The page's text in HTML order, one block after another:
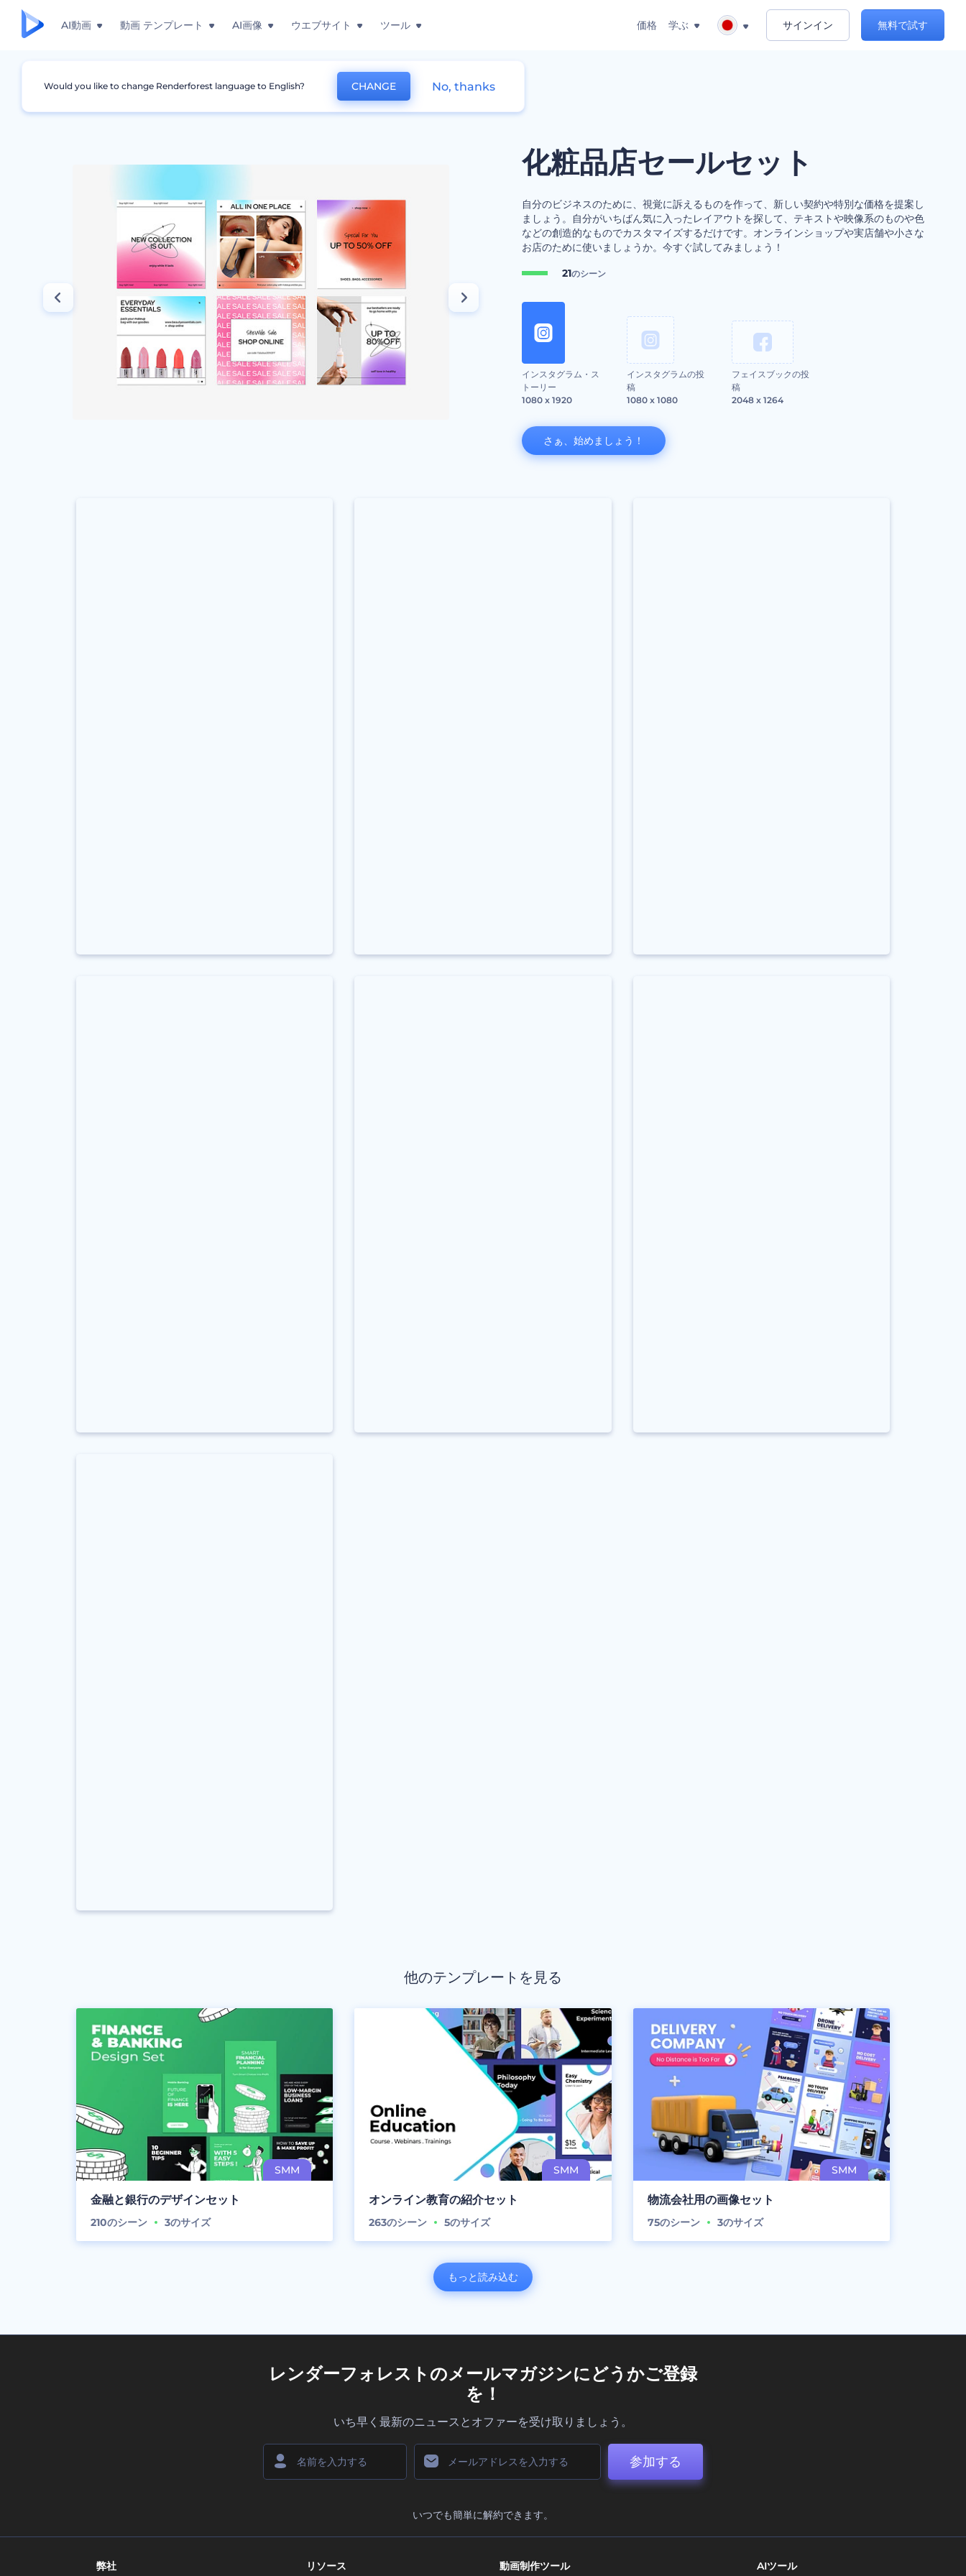
AI動画 動画 テンプレート AI画像 ウエブサイト ツール 価格 学ぶ サインイン 無料で試す
グラフィック インスタグラム・ストーリー 化粧品店セールセット
化粧品店セールセット
自分のビジネスのために、視覚に訴えるものを作って、新しい契約や特別な価格を提案し
ましょう。自分がいちばん気に入ったレイアウトを探して、テキストや映像系のものや色
などの創造的なものでカスタマイズするだけです。オンラインショップや実店舗や小さな
お店のために使いましょうか。今すぐ試してみましょう！
21のシーン
インスタグラム・ス
トーリー
1080 x 1920
インスタグラムの投
稿
1080 x 1080
フェイスブックの投
稿
2048 x 1264
さぁ、始めましょう！
他のテンプレートを見る
金融と銀行のデザインセット
210のシーン 3のサイズ
オンライン教育の紹介セット
263のシーン 5のサイズ
物流会社用の画像セット
75のシーン 3のサイズ
もっと読み込む
レンダーフォレストのメールマガジンにどうかご登録
を！
いち早く最新のニュースとオファーを受け取りましょう。
参加する
いつでも簡単に解約できます。
弊社 リソース 動画制作ツール AIツール
Would you like to change Renderforest language to English? CHANGE No, thanks